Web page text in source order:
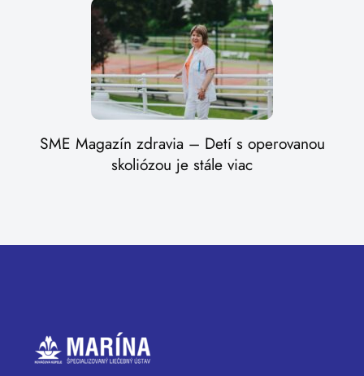
SME Magazín zdravia – Detí s operovanou
skoliózou je stále viac